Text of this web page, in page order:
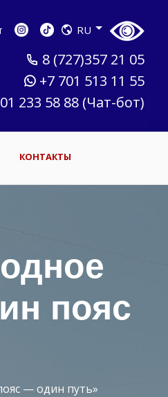
RU
8 (727)357 21 05
+7 701 513 11 55
233 58 88 (Чат-бот)
КОНТАКТЫ
пояс
— один путь»